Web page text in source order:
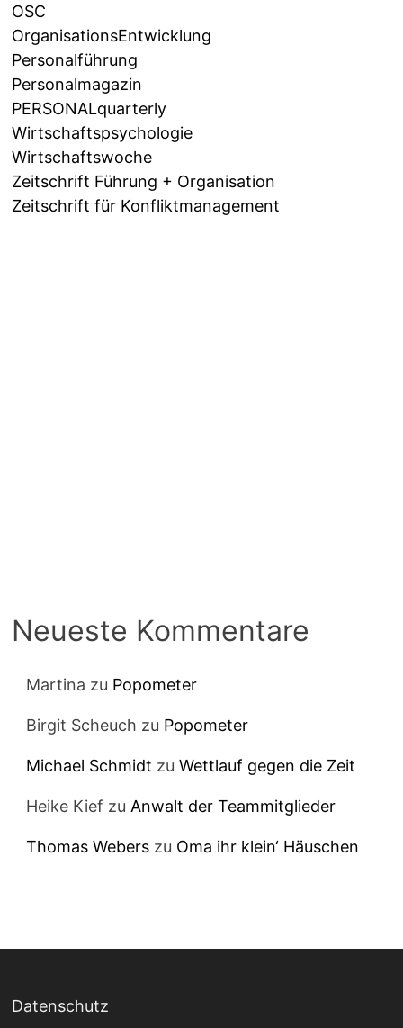
OSC
OrganisationsEntwicklung
Personalführung
Personalmagazin
PERSONALquarterly
Wirtschaftspsychologie
Wirtschaftswoche
Zeitschrift Führung + Organisation
Zeitschrift für Konfliktmanagement
Neueste Kommentare
Martina zu Popometer
Birgit Scheuch zu Popometer
Michael Schmidt zuWettlauf gegen die Zeit
Heike Kief zu Anwalt der Teammitglieder
Thomas Webers zu Oma ihr klein‘ Häuschen
Datenschutz